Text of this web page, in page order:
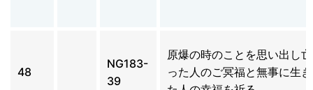
48
NG183-
39
原爆の時のことを思い出し
った人のご冥福と無事に生